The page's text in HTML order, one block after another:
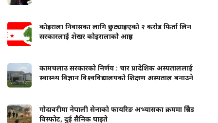
कोइराला निवासका लागि छुट्याइएको २ करोड फिर्ता लिन
सरकारलाई शेखर कोइरालाको आग्रह
कामचलाउ सरकारको निर्णय : चार प्रादेशिक अस्पताललाई
स्वास्थ्य विज्ञान विश्वविद्यालयको शिक्षण अस्पताल बनाउने
गोदावरीमा नेपाली सेनाको फायरिङ अभ्यासका क्रममा ग्रिनेड
विस्फोट, दुई सैनिक घाइते